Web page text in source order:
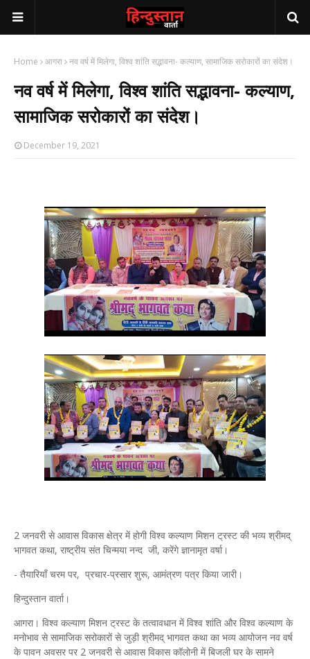
Home आगरा नव वर्ष में मिलेगा, विश्व शांति सद्भावना- कल्याण, सामाजिक सरोकारों का संदेश।
नव वर्ष में मिलेगा, विश्व शांति सद्भावना- कल्याण,
सामाजिक सरोकारों का संदेश।
December 19, 2021
2 जनवरी से आवास विकास क्षेत्र में होगी विश्व कल्याण मिशन ट्रस्ट की भव्य श्रीमद्
भागवत कथा, राष्ट्रीय संत चिन्मया नन्द जी, करेंगे ज्ञानामृत वर्षा।
- तैयारियाँ चरम पर, प्रचार-प्रसार शुरू, आमंत्रण पत्र किया जारी।
हिन्दुस्तान वार्ता।
आगरा। विश्व कल्याण मिशन ट्रस्ट के तत्वावधान में विश्व शांति और विश्व कल्याण के
मनोभाव से सामाजिक सरोकारों से जुड़ी श्रीमद् भागवत कथा का भव्य आयोजन नव वर्ष
के पावन अवसर पर 2 जनवरी से आवास विकास कॉलोनी में बिजली घर के सामने